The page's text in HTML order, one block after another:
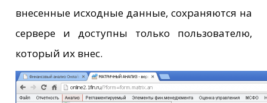
внесенные исходные данные, сохраняются на
сервере и доступны только пользователю,
который их внес.